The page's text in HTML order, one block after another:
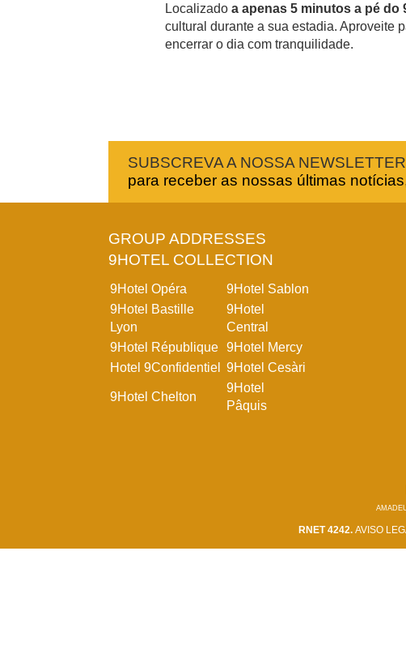
Localizado a apenas 5 minutos a pé do
cultural durante a sua estadia. Aproveite
encerrar o dia com tranquilidade.
SUBSCREVA A NOSSA NEWSLETTER
para receber as nossas últimas
GROUP ADDRESSES
9HOTEL COLLECTION
9Hotel Opéra
9Hotel Sablon
9Hotel Bastille
Lyon
9Hotel
Central
9Hotel République
9Hotel Mercy
Hotel 9Confidentiel
9Hotel Cesàri
9Hotel Chelton
9Hotel
Pâquis
RNET 4242. AVISO